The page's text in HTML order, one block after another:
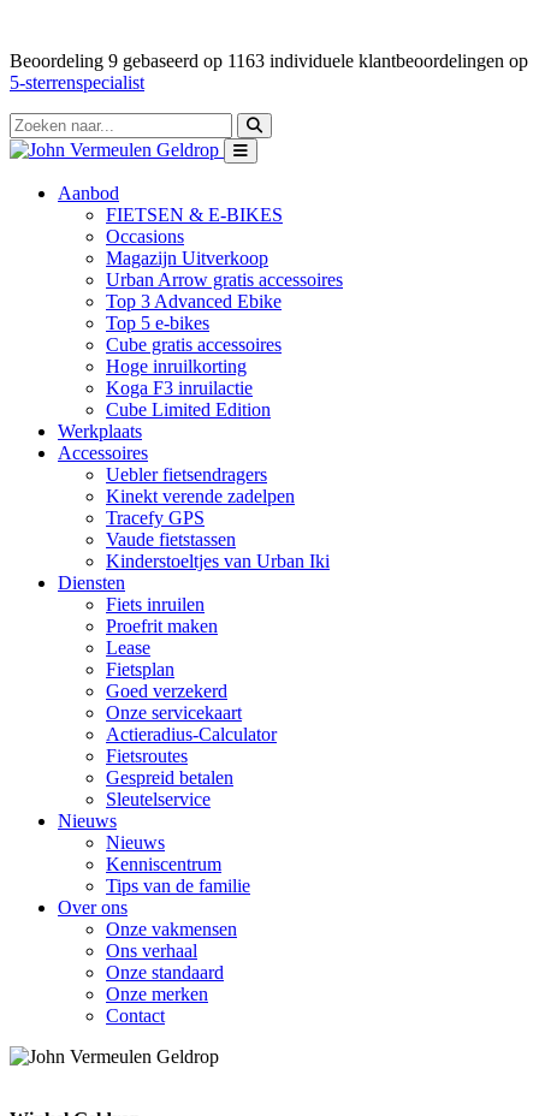
Beoordeling 9 gebaseerd op 1163 individuele klantbeoordelingen op
5-sterrenspecialist
Aanbod
FIETSEN & E-BIKES
Occasions
Magazijn Uitverkoop
Urban Arrow gratis accessoires
Top 3 Advanced Ebike
Top 5 e-bikes
Cube gratis accessoires
Hoge inruilkorting
Koga F3 inruilactie
Cube Limited Edition
Werkplaats
Accessoires
Uebler fietsendragers
Kinekt verende zadelpen
Tracefy GPS
Vaude fietstassen
Kinderstoeltjes van Urban Iki
Diensten
Fiets inruilen
Proefrit maken
Lease
Fietsplan
Goed verzekerd
Onze servicekaart
Actieradius-Calculator
Fietsroutes
Gespreid betalen
Sleutelservice
Nieuws
Nieuws
Kenniscentrum
Tips van de familie
Over ons
Onze vakmensen
Ons verhaal
Onze standaard
Onze merken
Contact